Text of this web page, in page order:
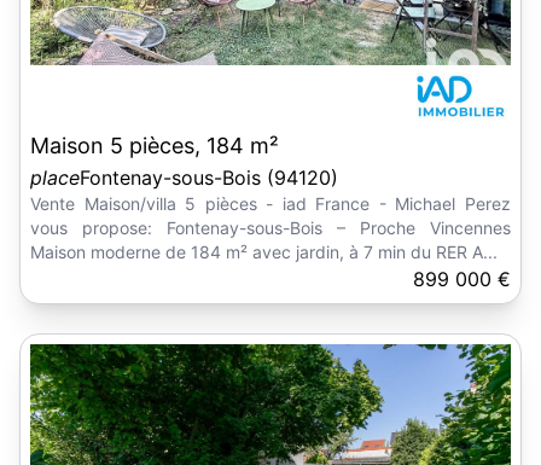
Maison 5 pièces, 184 m²
placeFontenay-sous-Bois (94120)
Vente Maison/villa 5 pièces - iad France - Michael Perez
vous propose: Fontenay-sous-Bois – Proche Vincennes
Maison moderne de 184 m² avec jardin, à 7 min du RER A...
899 000 €